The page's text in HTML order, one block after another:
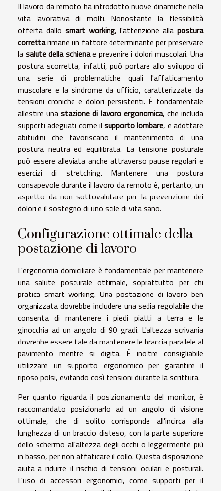
Il lavoro da remoto ha introdotto nuove dinamiche nella
vita lavorativa di molti. Nonostante la flessibilità
offerta dallo smart working, l'attenzione allapostura
correttarimane un fattore determinante per preservare
la salute della schienae prevenire i dolori muscolari. Una
postura scorretta, infatti, può portare allo sviluppo di
una serie di problematiche quali l'affaticamento
muscolare e la sindrome da ufficio, caratterizzate da
tensioni croniche e dolori persistenti. È fondamentale
allestire unastazione di lavoro ergonomica, che includa
supporti adeguati come ilsupporto lombare, e adottare
abitudini che favoriscano il mantenimento di una
postura neutra ed equilibrata. La tensione posturale
può essere alleviata anche attraverso pause regolari e
esercizi di stretching. Mantenere una postura
consapevole durante il lavoro da remoto è, pertanto, un
aspetto da non sottovalutare per la prevenzione dei
dolori e il sostegno di uno stile di vita sano.
Configurazione ottimale della
postazione di lavoro
L'ergonomia domiciliare è fondamentale per mantenere
una salute posturale ottimale, soprattutto per chi
pratica smart working. Una postazione di lavoro ben
organizzata dovrebbe includere una sedia regolabile che
consenta di mantenere i piedi piatti a terra e le
ginocchia ad un angolo di 90 gradi. L'altezza scrivania
dovrebbe essere tale da mantenere le braccia parallele al
pavimento mentre si digita. È inoltre consigliabile
utilizzare un supporto ergonomico per garantire il
riposo polsi, evitando così tensioni durante la scrittura.
Per quanto riguarda il posizionamento del monitor, è
raccomandato posizionarlo ad un angolo di visione
ottimale, che di solito corrisponde all'incirca alla
lunghezza di un braccio disteso, con la parte superiore
dello schermo all'altezza degli occhi o leggermente più
in basso, per non affaticare il collo. Questa disposizione
aiuta a ridurre il rischio di tensioni oculari e posturali.
L'uso di accessori ergonomici, come supporti per il